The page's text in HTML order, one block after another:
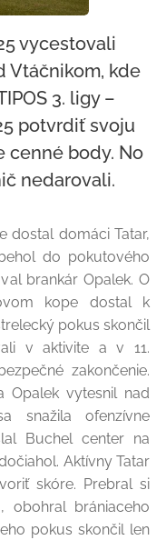
vycestovali
Vtáčnikom, kde
3. ligy –
potvrdiť svoju
cenné body. No
nedarovali.
dostal domáci Tatar,
do pokutového
brankár Opalek. O
kope dostal k
pokus skončil
v aktivite a v 11.
zakončenie.
Opalek vytesnil nad
snažila ofenzívne
Buchel center na
Aktívny Tatar
skóre. Prebral si
obohral brániaceho
pokus skončil len